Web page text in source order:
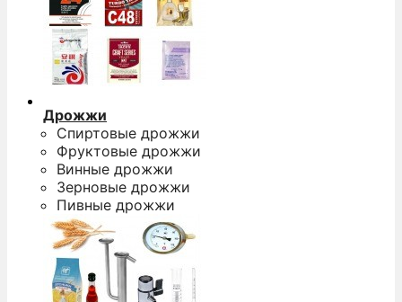
Дрожжи
Спиртовые дрожжи
Фруктовые дрожжи
Винные дрожжи
Зерновые дрожжи
Пивные дрожжи